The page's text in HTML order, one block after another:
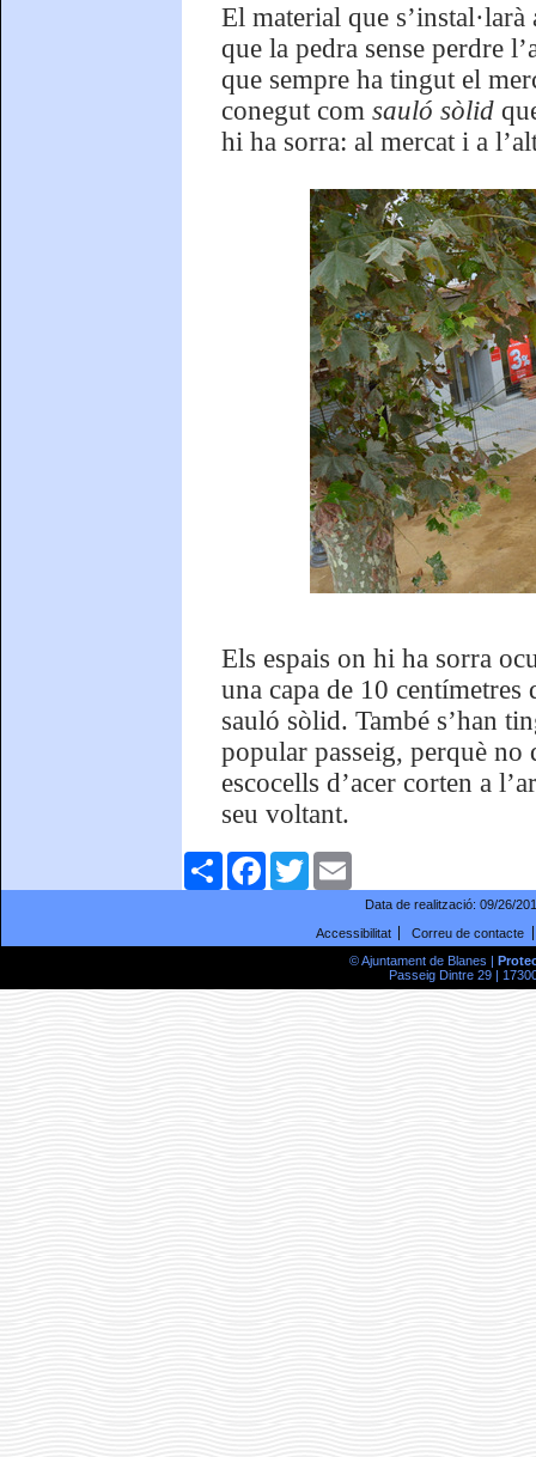
El material que
que la pedra sense perdre
que sempre ha tingut el
conegut com sauló sòlid
hi ha sorra: al mercat i a
Els espais on hi ha sorra
una capa de 10
sauló sòlid. També s’han
popular passeig, perquè no
escocells d’acer corten a
seu voltant.
ComparteixFacebookTwitter
Data de realització: 09/26/
Accessibilitat
Correu de contacte
© Ajuntament de Blanes |
Passeig Dintre 29 |